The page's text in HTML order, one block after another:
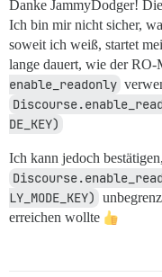
Danke JammyDodger!
Ich bin mir nicht sicher,
soweit ich weiß, startet
lange dauert, wie der
enable_readonly
DE_KEY)
Ich kann jedoch
LY_MODE_KEY)
erreichen wollte